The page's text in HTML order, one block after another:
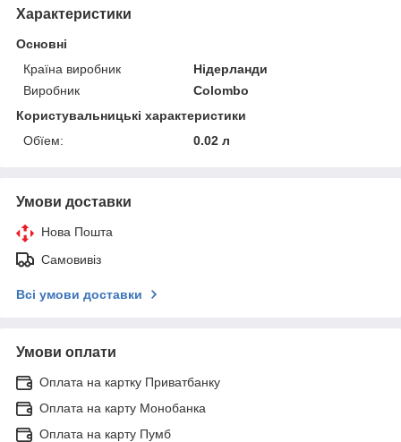
Характеристики
Основні
Країна виробник
Нідерланди
Виробник
Colombo
Користувальницькі характеристики
Обїем:
0.02 л
Умови доставки
Нова Пошта
Самовивіз
Всі умови доставки
Умови оплати
Оплата на картку Приватбанку
Оплата на карту Монобанка
Оплата на карту Пумб